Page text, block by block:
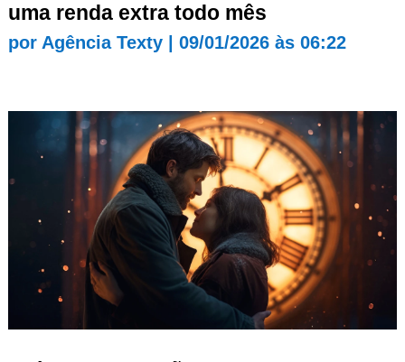
uma renda extra todo mês
por Agência Texty| 09/01/2026 às 06:22